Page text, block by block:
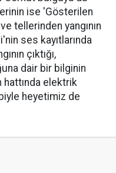
ise 'Gösterilen
tellerinden yangının
ses kayıtlarında
çıktığı,
dair bir bilginin
hattında elektrik
heyetimiz de